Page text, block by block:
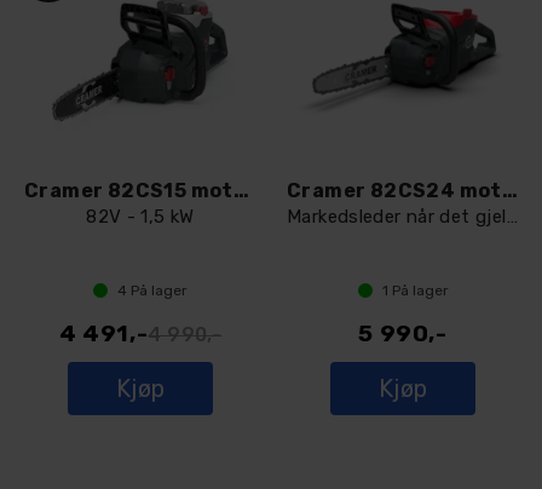
Cramer 82CS15 motorsag
82V - 1,5 kW
4 På lager
4 491,-4 990,-
Kjøp
Cramer 82CS24 motorsag
Markedsleder når det gjelder kraft ++
1 På lager
5 990,-
Kjøp